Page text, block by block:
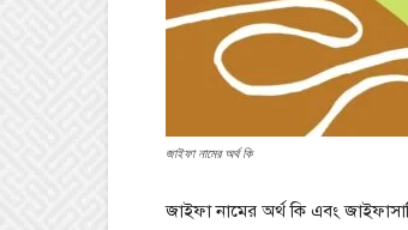
জাইফা নামের অর্থ কি
জাইফা নামের অর্থ কি এবং